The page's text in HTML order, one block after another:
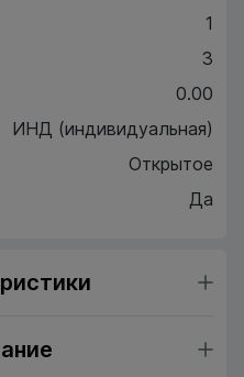
1
3
0.00
ИНД (индивидуальная)
Открытое
Да